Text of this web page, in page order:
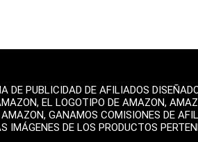
DE PUBLICIDAD DE AFILIADOS
EL LOGOTIPO DE AMAZON,
GANAMOS COMISIONES DE
DE LOS PRODUCTOS